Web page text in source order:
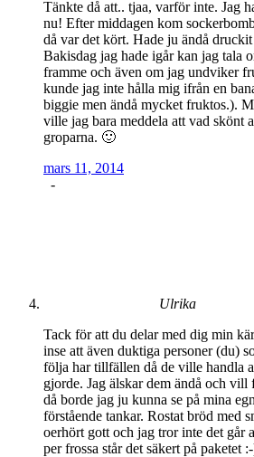
Tänkte då att.. tjaa, varför inte. Jag
nu! Efter middagen kom
då var det kört. Hade ju ändå
Bakisdag jag hade igår kan jag tala
framme och även om jag undviker
kunde jag inte hålla mig ifrån en
biggie men ändå mycket fruktos.).
ville jag bara meddela att vad skönt
groparna. 🙂
mars 11, 2014
-
Ulrika
Tack för att du delar med dig min
inse att även duktiga personer (du)
följa har tillfällen då de ville handla
gjorde. Jag älskar dem ändå och vill
då borde jag ju kunna se på mina
förstående tankar. Rostat bröd med
oerhört gott och jag tror inte det går
per frossa står det säkert på paketet